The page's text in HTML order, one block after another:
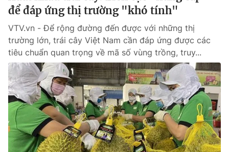
để đáp ứng thị trường "khó tính"
VTV.vn - Để rộng đường đến được với những thị
trường lớn, trái cây Việt Nam cần đáp ứng được các
tiêu chuẩn quan trọng về mã số vùng trồng, truy...